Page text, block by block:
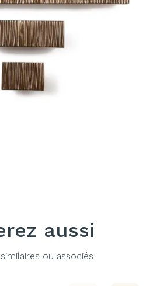
aussi
ou associés